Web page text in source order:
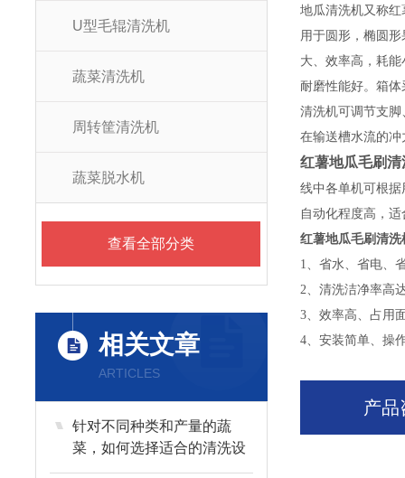
U型毛辊清洗机
蔬菜清洗机
周转筐清洗机
蔬菜脱水机
查看全部分类
相关文章
ARTICLES
针对不同种类和产量的蔬
菜，如何选择适合的清洗设
备？
地瓜清洗机又称
用于圆形，椭圆
大、效率高，耗
耐磨性能好。箱
清洗机可调节支
在输送槽水流的
红薯地瓜毛刷清
线中各单机可根
自动化程度高，
红薯地瓜毛刷清洗
1、省水、省电、
2、清洗洁净率高
3、效率高、占用
4、安装简单、操
产品